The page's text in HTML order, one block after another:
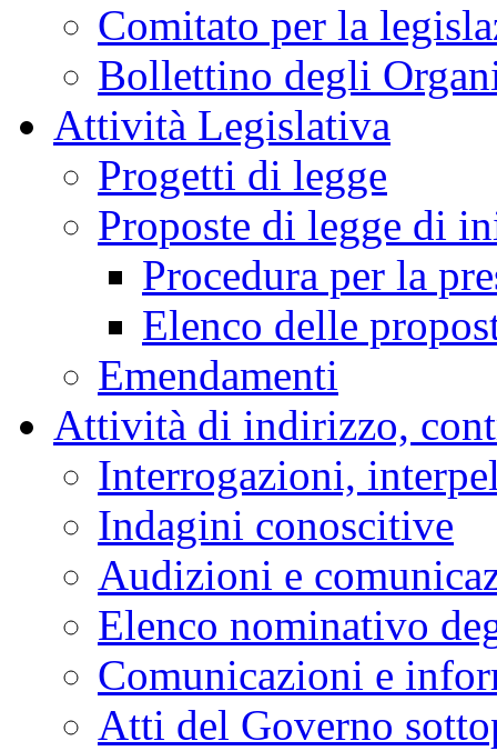
Comitato per la
Bollettino degli
Attività Legislativa
Progetti di legge
Proposte di legge di
Procedura per la
Elenco delle
Emendamenti
Attività di indirizzo,
Interrogazioni,
Indagini conoscitive
Audizioni e
Elenco nominativo
Comunicazioni e
Atti del Governo